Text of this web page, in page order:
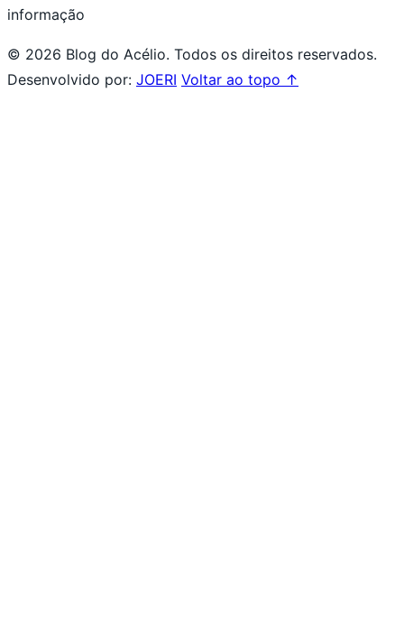
informação
© 2026 Blog do Acélio. Todos os direitos reservados.
Desenvolvido por: JOERI Voltar ao topo ↑